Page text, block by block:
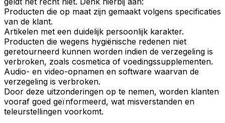
Producten die op maat zijn gemaakt volgens specificaties
van de klant.
Artikelen met een duidelijk persoonlijk karakter.
Producten die wegens hygiënische redenen niet
geretourneerd kunnen worden indien de verzegeling is
verbroken, zoals cosmetica of voedingssupplementen.
Audio- en video-opnamen en software waarvan de
verzegeling is verbroken.
Door deze uitzonderingen op te nemen, worden klanten
vooraf goed geïnformeerd, wat misverstanden en
teleurstellingen voorkomt.